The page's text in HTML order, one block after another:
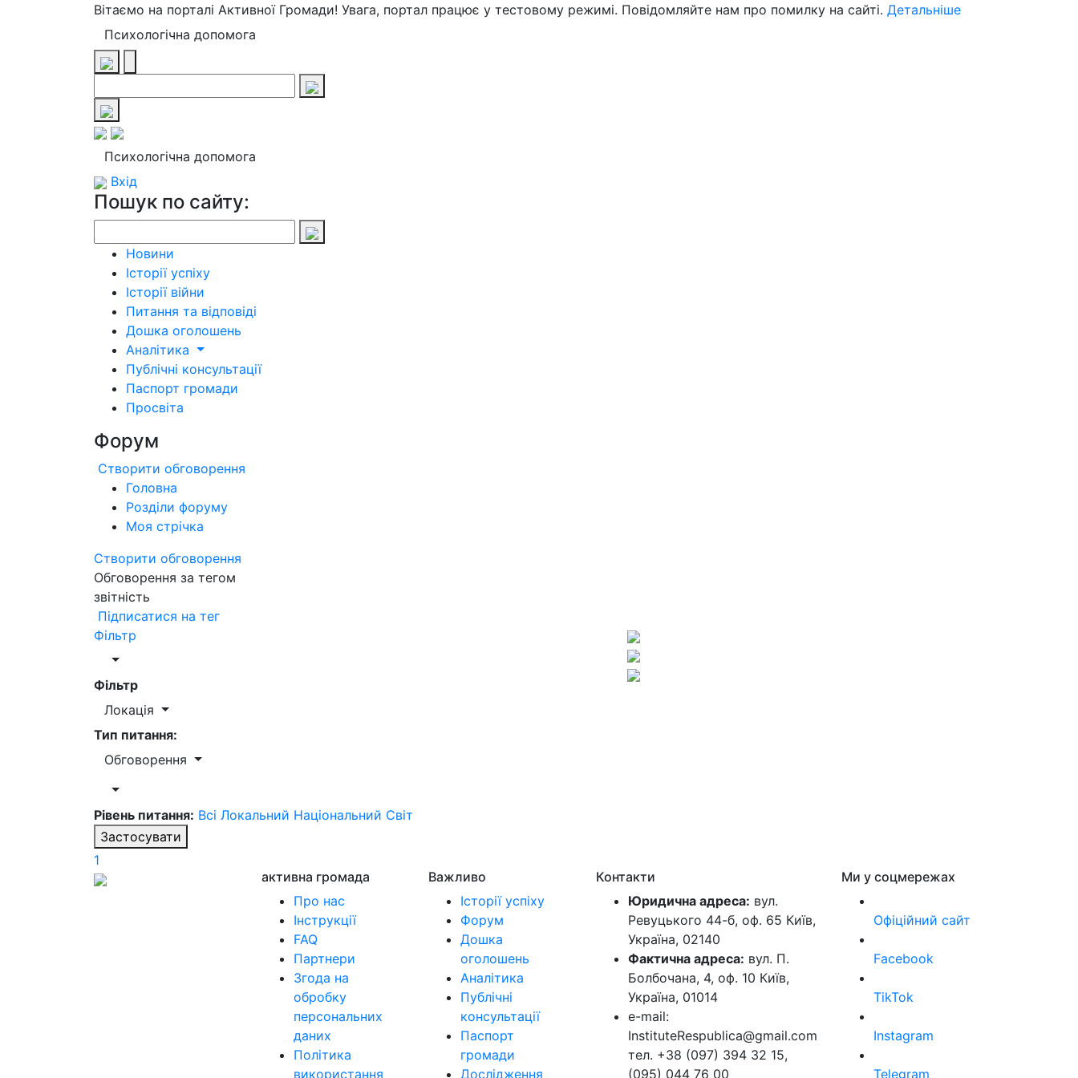
Вітаємо на порталі Активної Громади! Увага, портал працює у тестовому режимі. Повідомляйте нам про помилку на сайті. Детальніше
Психологічна допомога
Психологічна допомога
Вхід
Пошук по сайту:
Новини
Історії успіху
Історії війни
Питання та відповіді
Дошка оголошень
Аналітика
Публічні консультації
Паспорт громади
Просвіта
Форум
Створити обговорення
Головна
Розділи форуму
Моя стрічка
Створити обговорення
Обговорення за тегом
звітність
Підписатися на тег
Фільтр
Фільтр
Локація
Тип питання:
Обговорення
Рівень питання: Всі Локальний Національний Світ
Застосувати
1
активна громада
Про нас
Інструкції
FAQ
Партнери
Згода на
обробку
персональних
даних
Політика
використання
Важливо
Історії успіху
Форум
Дошка
оголошень
Аналітика
Публічні
консультації
Паспорт
громади
Дослідження
Контакти
Юридична адреса: вул.
Ревуцького 44-б, оф. 65 Київ,
Україна, 02140
Фактична адреса: вул. П.
Болбочана, 4, оф. 10 Київ,
Україна, 01014
e-mail:
InstituteRespublica@gmail.com
тел. +38 (097) 394 32 15,
(095) 044 76 00
Ми у соцмережах
Офіційний сайт
Facebook
TikTok
Instagram
Telegram